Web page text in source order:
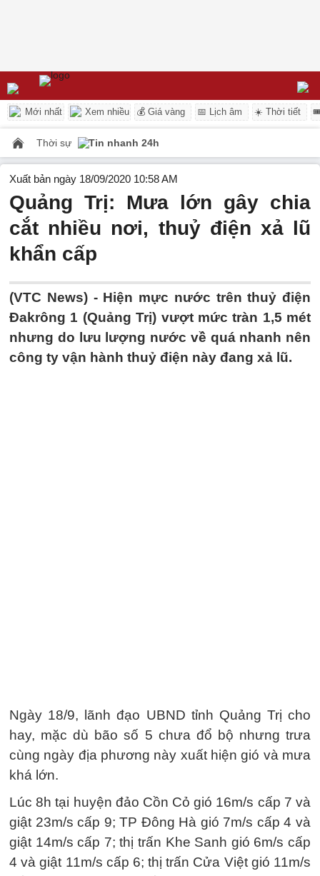
Mới nhất Xem nhiều 💰 Giá vàng 📅 Lịch âm ☀️ Thời tiết
Thời sự Tin nhanh 24h
Xuất bản ngày 18/09/2020 10:58 AM
Quảng Trị: Mưa lớn gây chia
cắt nhiều nơi, thuỷ điện xả lũ
khẩn cấp
(VTC News) - Hiện mực nước trên thuỷ điện
Đakrông 1 (Quảng Trị) vượt mức tràn 1,5 mét
nhưng do lưu lượng nước về quá nhanh nên
công ty vận hành thuỷ điện này đang xả lũ.
Ngày 18/9, lãnh đạo UBND tỉnh Quảng Trị cho
hay, mặc dù bão số 5 chưa đổ bộ nhưng trưa
cùng ngày địa phương này xuất hiện gió và mưa
khá lớn.
Lúc 8h tại huyện đảo Cồn Cỏ gió 16m/s cấp 7 và
giật 23m/s cấp 9; TP Đông Hà gió 7m/s cấp 4 và
giật 14m/s cấp 7; thị trấn Khe Sanh gió 6m/s cấp
4 và giật 11m/s cấp 6; thị trấn Cửa Việt gió 11m/s